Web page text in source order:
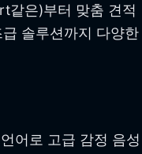
같은)부터 맞춤 견적
솔루션까지 다양한
어로 고급 감정 음성